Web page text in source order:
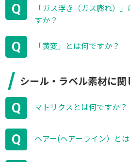
Q
「ガス浮き（ガス膨れ）
すか？
Q 「黄変」とは何ですか？
シール・ラベル素材に関
Q マトリクスとは何ですか？
Q ヘアー(ヘアーライン）と